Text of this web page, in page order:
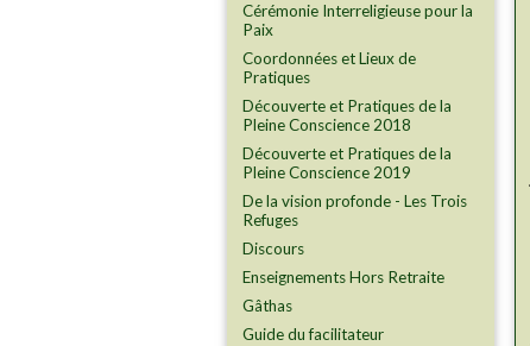
Cérémonie Interreligieuse pour la
Paix
Coordonnées et Lieux de
Pratiques
Découverte et Pratiques de la
Pleine Conscience 2018
Découverte et Pratiques de la
Pleine Conscience 2019
De la vision profonde - Les Trois
Refuges
Discours
Enseignements Hors Retraite
Gâthas
Guide du facilitateur